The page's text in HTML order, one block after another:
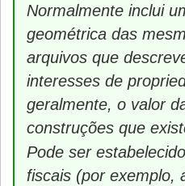
Normalmente inclui
geométrica das
arquivos que
interesses de
geralmente, o valor
construções que
Pode ser
fiscais (por exemplo,